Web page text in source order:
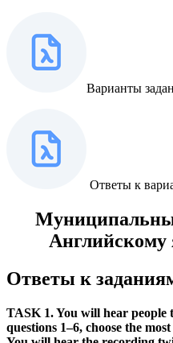
Варианты
Ответы к
Английскому
Ответы к
TASK 1. You will hear people
questions 1–6, choose the